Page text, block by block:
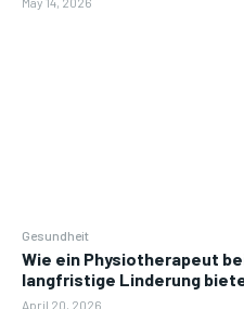
Gesundheit
Wie ein Physiotherapeut
langfristige Linderung
April 20, 2026